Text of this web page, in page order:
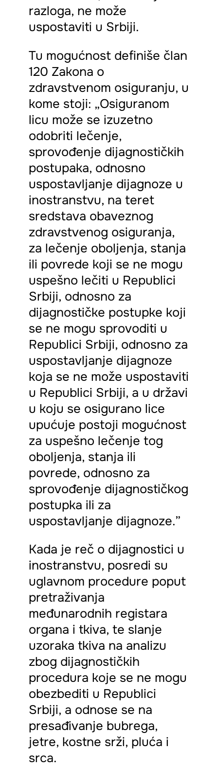
razloga, ne može
uspostaviti u Srbiji.
Tu mogućnost definiše član
120 Zakona o
zdravstvenom osiguranju, u
kome stoji: „Osiguranom
licu može se izuzetno
odobriti lečenje,
sprovođenje dijagnostičkih
postupaka, odnosno
uspostavljanje dijagnoze u
inostranstvu, na teret
sredstava obaveznog
zdravstvenog osiguranja,
za lečenje oboljenja, stanja
ili povrede koji se ne mogu
uspešno lečiti u Republici
Srbiji, odnosno za
dijagnostičke postupke koji
se ne mogu sprovoditi u
Republici Srbiji, odnosno za
uspostavljanje dijagnoze
koja se ne može uspostaviti
u Republici Srbiji, a u državi
u koju se osigurano lice
upućuje postoji mogućnost
za uspešno lečenje tog
oboljenja, stanja ili
povrede, odnosno za
sprovođenje dijagnostičkog
postupka ili za
uspostavljanje dijagnoze.”
Kada je reč o dijagnostici u
inostranstvu, posredi su
uglavnom procedure poput
pretraživanja
međunarodnih registara
organa i tkiva, te slanje
uzoraka tkiva na analizu
zbog dijagnostičkih
procedura koje se ne mogu
obezbediti u Republici
Srbiji, a odnose se na
presađivanje bubrega,
jetre, kostne srži, pluća i
srca.